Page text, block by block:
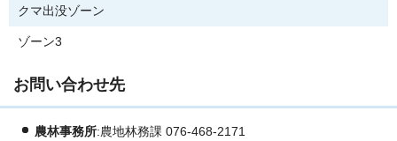
クマ出没ゾーン
ゾーン3
お問い合わせ先
農林事務所:農地林務課 076-468-2171